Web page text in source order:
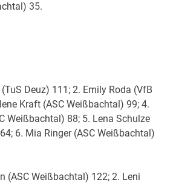
35.
Deuz) 111; 2. Emily Roda (VfB
Kraft (ASC Weißbachtal) 99; 4.
Weißbachtal) 88; 5. Lena Schulze
6. Mia Ringer (ASC Weißbachtal)
(ASC Weißbachtal) 122; 2. Leni